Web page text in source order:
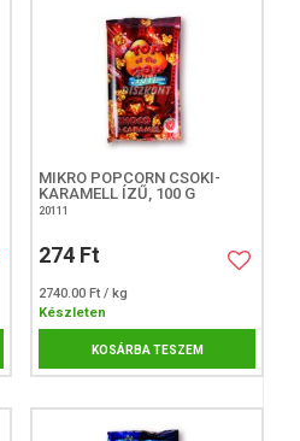
MIKRO POPCORN CSOKI-
KARAMELL ÍZŰ, 100 G
20111
274 Ft
2740.00 Ft / kg
Készleten
KOSÁRBA TESZEM